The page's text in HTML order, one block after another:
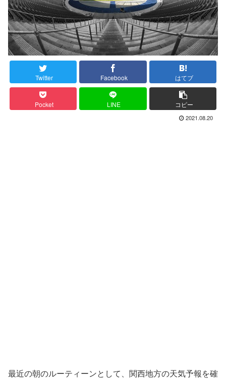
Twitter Facebook はてブ
Pocket LINE コピー
2021.08.20
最近の朝のルーティーンとして、関西地方の天気予報を確